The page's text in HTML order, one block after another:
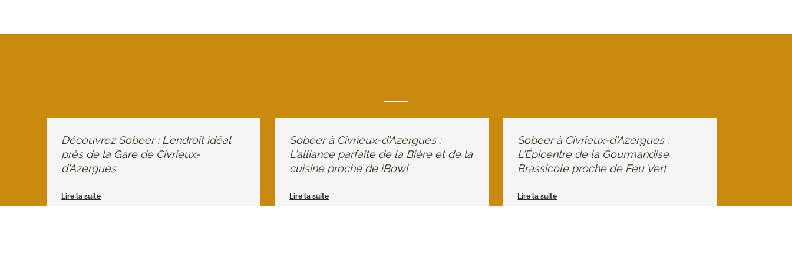
Découvrez Sobeer : L’endroit idéal
près de la Gare de Civrieux-
d’Azergues
Lire la suite
Sobeer à Civrieux-d’Azergues :
L’alliance parfaite de la Bière et de la
cuisine proche de iBowl
Lire la suite
Sobeer à Civrieux-d’Azergues :
L’Épicentre de la Gourmandise
Brassicole proche de Feu Vert
Lire la suite